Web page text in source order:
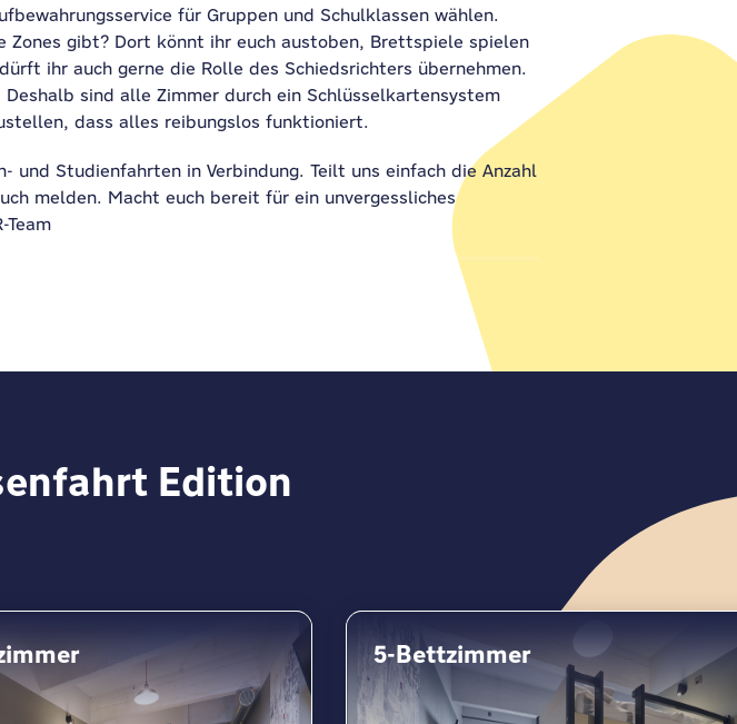
für Gruppen und Schulklassen wählen.
Zones gibt? Dort könnt ihr euch austoben, Brettspiele spielen
ihr auch gerne die Rolle des Schiedsrichters übernehmen.
sind alle Zimmer durch ein Schlüsselkartensystem
dass alles reibungslos funktioniert.
und Studienfahrten in Verbindung. Teilt uns einfach die Anzahl
melden. Macht euch bereit für ein unvergessliches
Team
Edition
5-Bettzimmer